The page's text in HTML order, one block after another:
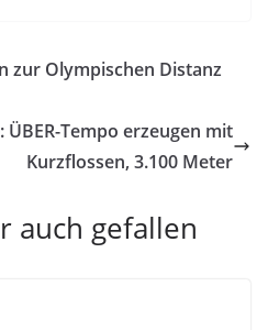
zur Olympischen Distanz
ÜBER-Tempo erzeugen mit
Kurzflossen, 3.100 Meter
auch gefallen